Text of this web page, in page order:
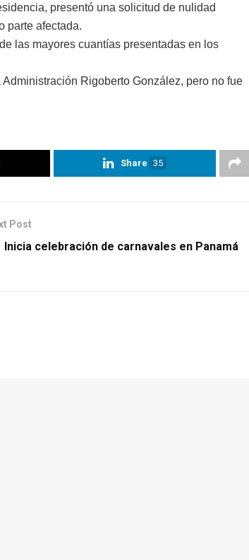
presentó una solicitud de nulidad
parte afectada.
las mayores cuantías presentadas en los
Rigoberto González, pero no fue
Share 35
Post
Inicia celebración de carnavales en Panamá